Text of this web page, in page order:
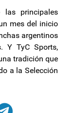
las principales
mes del inicio
argentinos
Y TyC Sports,
tradición que
a la Selección